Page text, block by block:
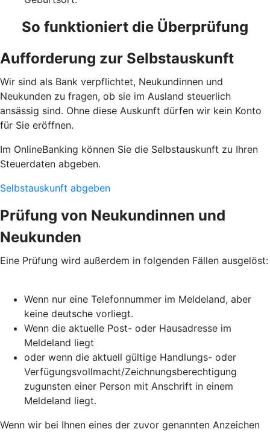
So funktioniert die Überprüfung
Aufforderung zur Selbstauskunft
Wir sind als Bank verpflichtet, Neukundinnen und
Neukunden zu fragen, ob sie im Ausland steuerlich
ansässig sind. Ohne diese Auskunft dürfen wir kein Konto
für Sie eröffnen.
Im OnlineBanking können Sie die Selbstauskunft zu Ihren
Steuerdaten abgeben.
Selbstauskunft abgeben
Prüfung von Neukundinnen und
Neukunden
Eine Prüfung wird außerdem in folgenden Fällen ausgelöst:
Wenn nur eine Telefonnummer im Meldeland, aber
keine deutsche vorliegt.
Wenn die aktuelle Post- oder Hausadresse im
Meldeland liegt
oder wenn die aktuell gültige Handlungs- oder
Verfügungsvollmacht/Zeichnungsberechtigung
zugunsten einer Person mit Anschrift in einem
Meldeland liegt.
Wenn wir bei Ihnen eines der zuvor genannten Anzeichen